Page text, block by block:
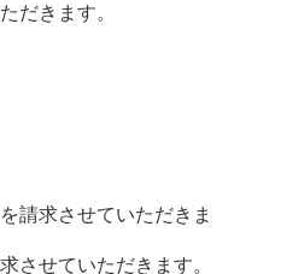
だきます。
請求させていただきま
させていただきます。